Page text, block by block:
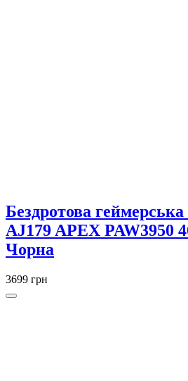
Бездротова
AJ179 APEX PAW3950
Чорна
3699 грн